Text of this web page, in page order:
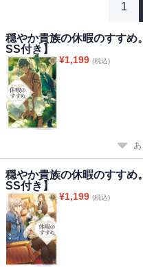
リゼルとジルの喧嘩の原因に
劇団の公演をまたまた成功に
先には思いがけない出来事が目
癒し系異世界冒険ファンタジー
1
穏やか貴族の休暇のすすめ
SS付き】
¥1,199 (税込)
あ
穏やか貴族の休暇のすすめ
SS付き】
¥1,199 (税込)